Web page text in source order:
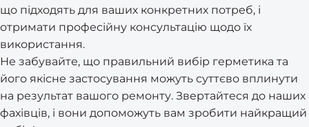
що підходять для ваших конкретних потреб, і
отримати професійну консультацію щодо їх
використання.
Не забувайте, що правильний вибір герметика та
його якісне застосування можуть суттєво вплинути
на результат вашого ремонту. Звертайтеся до наших
фахівців, і вони допоможуть вам зробити найкращий